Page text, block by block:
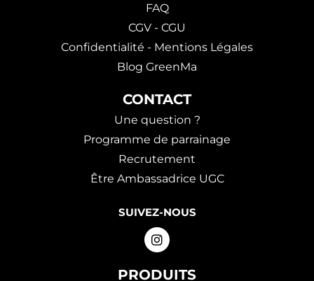
FAQ
CGV - CGU
Confidentialité - Mentions Légales
Blog GreenMa
CONTACT
Une question ?
Programme de parrainage
Recrutement
Être Ambassadrice UGC
SUIVEZ-NOUS
PRODUITS